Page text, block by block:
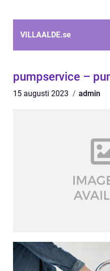
VILLAALDE.se
pumpservice –
15 augusti 2023 admin